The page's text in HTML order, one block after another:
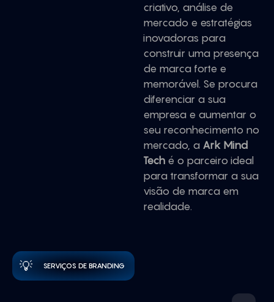
criativo, análise de
mercado e estratégias
inovadoras para
construir uma presença
de marca forte e
memorável. Se procura
diferenciar a sua
empresa e aumentar o
seu reconhecimento no
mercado, a Ark Mind
Tech é o parceiro ideal
para transformar a sua
visão de marca em
realidade.
💡 SERVIÇOS DE BRANDING